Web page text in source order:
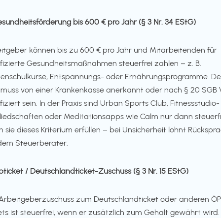
bis 600 € pro Jahr (§ 3 Nr. 34 EStG)
können bis zu 600 € pro Jahr und Mitarbeitenden für
Gesundheitsmaßnahmen steuerfrei zahlen – z. B.
Entspannungs- oder Ernährungsprogramme.
muss von einer Krankenkasse anerkannt oder nach § 20 SGB
sein. In der Praxis sind Urban Sports Club, Fitnessstudio-
oder Meditationsapps wie Calm nur dann
sie dieses Kriterium erfüllen – bei Unsicherheit lohnt
Steuerberater.
/ Deutschlandticket-Zuschuss (§ 3 Nr. 15 EStG)
zum Deutschlandticket oder anderen
ist steuerfrei, wenn er zusätzlich zum Gehalt gewährt wird.